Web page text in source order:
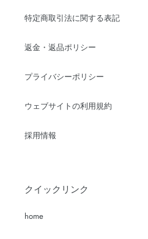
特定商取引法に関する表記
返金・返品ポリシー
プライバシーポリシー
ウェブサイトの利用規約
採用情報
クイックリンク
home